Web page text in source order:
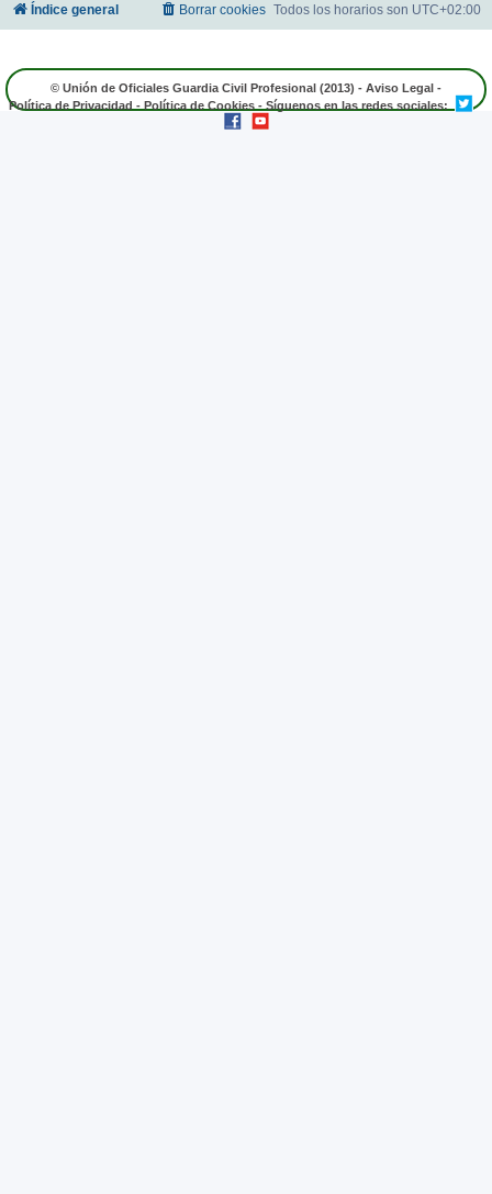
Índice general Todos los horarios son UTC+02:00
Borrar cookies
© Unión de Oficiales Guardia Civil Profesional (2013) - Aviso Legal -
Política de Privacidad - Política de Cookies - Síguenos en las redes sociales: